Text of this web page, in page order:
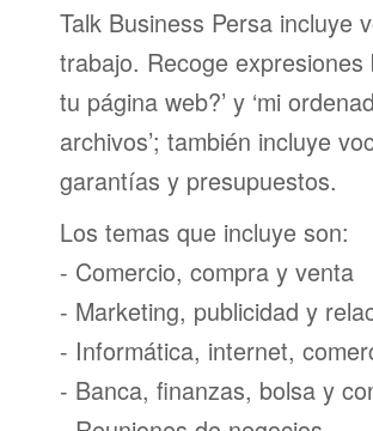
Talk Business Persa incluye
trabajo. Recoge expresiones
tu página web?’ y ‘mi
archivos’; también incluye
garantías y presupuestos.
Los temas que incluye son:
- Comercio, compra y venta
- Marketing, publicidad y
- Informática, internet,
- Banca, finanzas, bolsa y